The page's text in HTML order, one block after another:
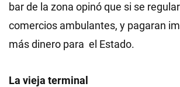
bar de la zona opinó que si se
comercios ambulantes, y pagaran
más dinero para el Estado.
La vieja terminal